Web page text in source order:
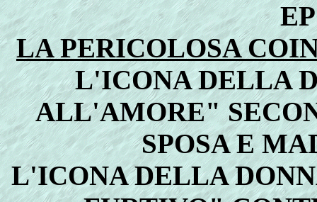
LA PERICOLOSA
L'ICONA DELLA
ALL'AMORE"
SPOSA E
L'ICONA DELLA